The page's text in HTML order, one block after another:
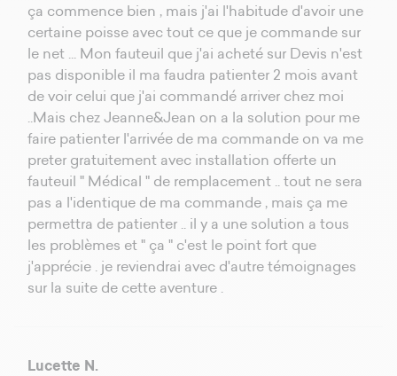
ça commence bien , mais j'ai l'habitude d'avoir une
certaine poisse avec tout ce que je commande sur
le net ... Mon fauteuil que j'ai acheté sur Devis n'est
pas disponible il ma faudra patienter 2 mois avant
de voir celui que j'ai commandé arriver chez moi
..Mais chez Jeanne&Jean on a la solution pour me
faire patienter l'arrivée de ma commande on va me
preter gratuitement avec installation offerte un
fauteuil " Médical " de remplacement .. tout ne sera
pas a l'identique de ma commande , mais ça me
permettra de patienter .. il y a une solution a tous
les problèmes et " ça " c'est le point fort que
j'apprécie . je reviendrai avec d'autre témoignages
sur la suite de cette aventure .
Lucette N.